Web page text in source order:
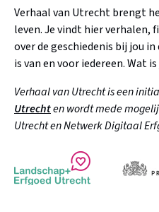
Verhaal van Utrecht brengt
leven. Je vindt hier verhalen,
over de geschiedenis bij jou
is van en voor iedereen. Wat
Verhaal van Utrecht is een
Utrechten wordt mede
Utrecht en Netwerk Digitaal